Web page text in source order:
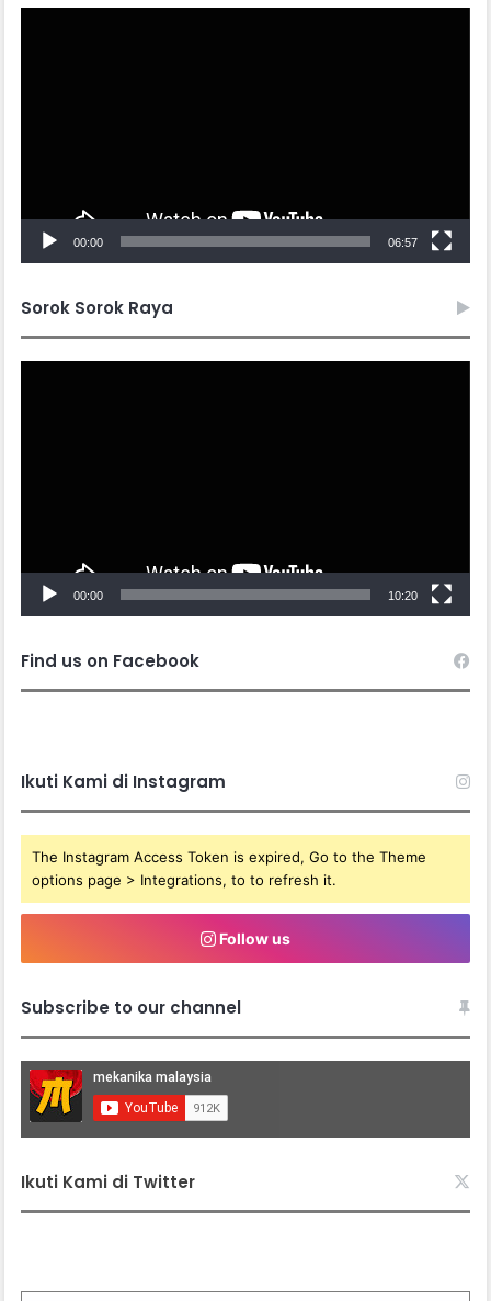
00:00 06:57
Sorok Sorok Raya
00:00 10:20
Find us on Facebook
Ikuti Kami di Instagram
The Instagram Access Token is expired, Go to the Theme
options page > Integrations, to to refresh it.
Follow us
Subscribe to our channel
Ikuti Kami di Twitter